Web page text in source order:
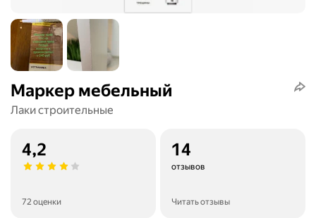
Маркер мебельный
Лаки строительные
4,2
72 оценки
14
отзывов
Читать отзывы